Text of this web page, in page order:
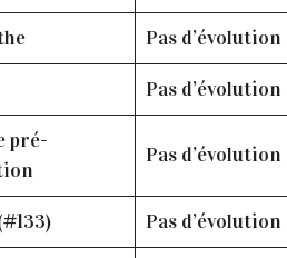
Pas d’évolution
Pas d’évolution
pré-
Pas d’évolution
Pas d’évolution